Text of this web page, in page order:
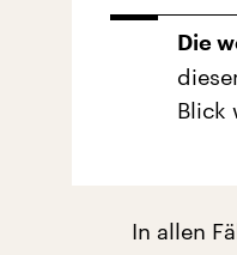
Die
Blick
In allen